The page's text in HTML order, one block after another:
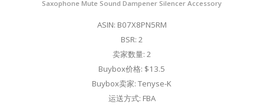
Saxophone Mute Sound Dampener Silencer Accessory
ASIN: B07X8PN5RM
BSR: 2
卖家数量: 2
Buybox价格: $13.5
Buybox卖家: Tenyse-K
运送方式: FBA